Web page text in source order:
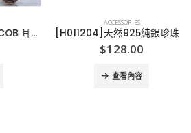
[U102171]MARC JACOB 耳環 Marc Jacobs Enamel Logo Stud
ACCESSORIES
[H011204]天然925純銀珍珠耳環-黑白-2對 9-10MM
128.00
查看內容